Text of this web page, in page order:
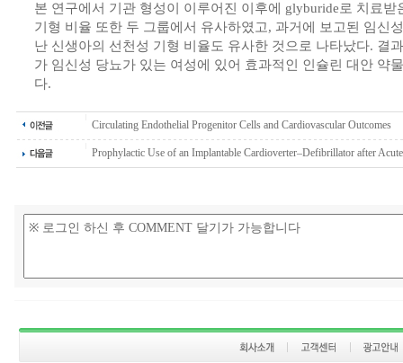
본 연구에서 기관 형성이 이루어진 이후에 glyburide로 치료받
기형 비율 또한 두 그룹에서 유사하였고, 과거에 보고된 임신
난 신생아의 선천성 기형 비율도 유사한 것으로 나타났다. 결
가 임신성 당뇨가 있는 여성에 있어 효과적인 인슐린 대안 약
다.
Circulating Endothelial Progenitor Cells and Cardiovascular Outcomes
Prophylactic Use of an Implantable Cardioverter–Defibrillator after